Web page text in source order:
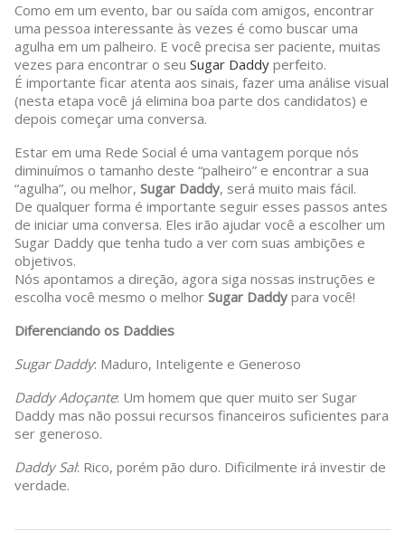
Como em um evento, bar ou saída com amigos, encontrar
uma pessoa interessante às vezes é como buscar uma
agulha em um palheiro. E você precisa ser paciente, muitas
vezes para encontrar o seu Sugar Daddy perfeito.
É importante ficar atenta aos sinais, fazer uma análise visual
(nesta etapa você já elimina boa parte dos candidatos) e
depois começar uma conversa.
Estar em uma Rede Social é uma vantagem porque nós
diminuímos o tamanho deste “palheiro” e encontrar a sua
“agulha”, ou melhor, Sugar Daddy, será muito mais fácil.
De qualquer forma é importante seguir esses passos antes
de iniciar uma conversa. Eles irão ajudar você a escolher um
Sugar Daddy que tenha tudo a ver com suas ambições e
objetivos.
Nós apontamos a direção, agora siga nossas instruções e
escolha você mesmo o melhor Sugar Daddy para você!
Diferenciando os Daddies
Sugar Daddy: Maduro, Inteligente e Generoso
Daddy Adoçante: Um homem que quer muito ser Sugar
Daddy mas não possui recursos financeiros suficientes para
ser generoso.
Daddy Sal: Rico, porém pão duro. Dificilmente irá investir de
verdade.